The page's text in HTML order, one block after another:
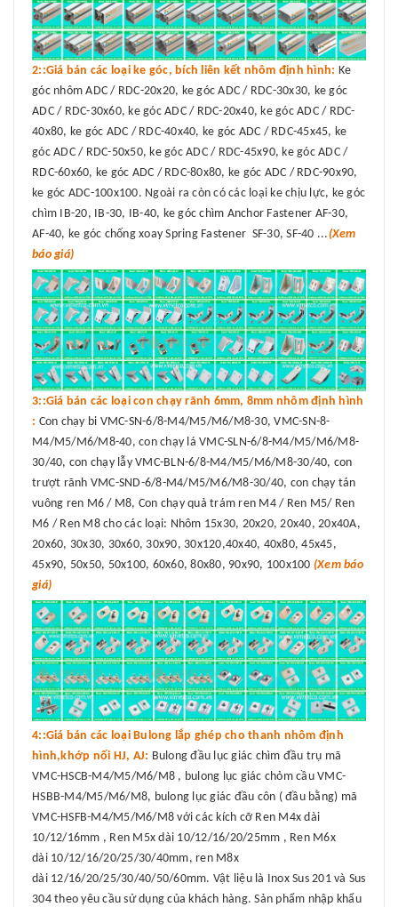
2::Giá bán các loại ke góc, bích liên kết nhôm định hình: Ke
góc nhôm ADC / RDC-20x20, ke góc ADC / RDC-30x30, ke góc
ADC / RDC-30x60, ke góc ADC / RDC-20x40, ke góc ADC / RDC-
40x80, ke góc ADC / RDC-40x40, ke góc ADC / RDC-45x45, ke
góc ADC / RDC-50x50, ke góc ADC / RDC-45x90, ke góc ADC /
RDC-60x60, ke góc ADC / RDC-80x80, ke góc ADC / RDC-90x90,
ke góc ADC-100x100. Ngoài ra còn có các loại ke chịu lực, ke góc
chìm IB-20, IB-30, IB-40, ke góc chìm Anchor Fastener AF-30,
AF-40, ke góc chống xoay Spring Fastener SF-30, SF-40 ... (Xem
báo giá)
3::Giá bán các loại con chạy rãnh 6mm, 8mm nhôm định hình
: Con chạy bi VMC-SN-6/8-M4/M5/M6/M8-30, VMC-SN-8-
M4/M5/M6/M8-40, con chạy lá VMC-SLN-6/8-M4/M5/M6/M8-
30/40, con chạy lẫy VMC-BLN-6/8-M4/M5/M6/M8-30/40, con
trượt rãnh VMC-SND-6/8-M4/M5/M6/M8-30/40, con chạy tán
vuông ren M6 / M8, Con chạy quả trám ren M4 / Ren M5/ Ren
M6 / Ren M8 cho các loại: Nhôm 15x30, 20x20, 20x40, 20x40A,
20x60, 30x30, 30x60, 30x90, 30x120,40x40, 40x80, 45x45,
45x90, 50x50, 50x100, 60x60, 80x80, 90x90, 100x100 (Xem báo
giá)
4::Giá bán các loại Bulong lắp ghép cho thanh nhôm định
hình,khớp nối HJ, AJ: Bulong đầu lục giác chìm đầu trụ mã
VMC-HSCB-M4/M5/M6/M8 , bulong lục giác chỏm cầu VMC-
HSBB-M4/M5/M6/M8, bulong lục giác đầu côn ( đầu bằng) mã
VMC-HSFB-M4/M5/M6/M8 với các kích cỡ Ren M4x dài
10/12/16mm , Ren M5x dài 10/12/16/20/25mm , Ren M6x
dài 10/12/16/20/25/30/40mm, ren M8x
dài 12/16/20/25/30/40/50/60mm. Vật liệu là Inox Sus 201 và Sus
304 theo yêu cầu sử dụng của khách hàng. Sản phẩm nhập khẩu